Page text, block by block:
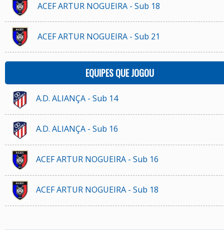
ACEF ARTUR NOGUEIRA - Sub 18
ACEF ARTUR NOGUEIRA - Sub 21
EQUIPES QUE JOGOU
A.D. ALIANÇA - Sub 14
A.D. ALIANÇA - Sub 16
ACEF ARTUR NOGUEIRA - Sub 16
ACEF ARTUR NOGUEIRA - Sub 18